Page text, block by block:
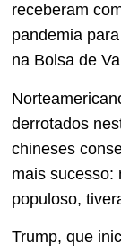
receberam
pandemia
na Bolsa de
derrotados
chineses
mais sucesso:
populoso,
Trump, que